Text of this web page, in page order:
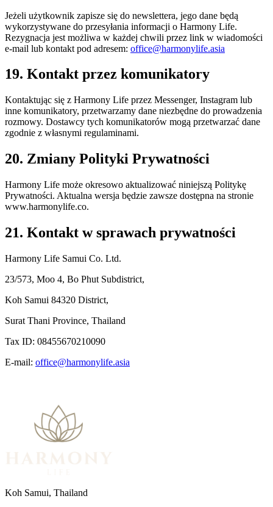
Jeżeli użytkownik zapisze się do newslettera, jego dane będą
wykorzystywane do przesyłania informacji o Harmony Life.
Rezygnacja jest możliwa w każdej chwili przez link w wiadomości
e-mail lub kontakt pod adresem: office@harmonylife.asia
19. Kontakt przez komunikatory
Kontaktując się z Harmony Life przez Messenger, Instagram lub
inne komunikatory, przetwarzamy dane niezbędne do prowadzenia
rozmowy. Dostawcy tych komunikatorów mogą przetwarzać dane
zgodnie z własnymi regulaminami.
20. Zmiany Polityki Prywatności
Harmony Life może okresowo aktualizować niniejszą Politykę
Prywatności. Aktualna wersja będzie zawsze dostępna na stronie
www.harmonylife.co.
21. Kontakt w sprawach prywatności
Harmony Life Samui Co. Ltd.
23/573, Moo 4, Bo Phut Subdistrict,
Koh Samui 84320 District,
Surat Thani Province, Thailand
Tax ID: 08455670210090
E-mail: office@harmonylife.asia
Koh Samui, Thailand